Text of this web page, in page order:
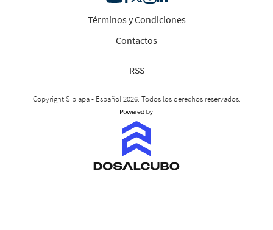
Términos y Condiciones
Contactos
RSS
Copyright Sipiapa - Español 2026. Todos los derechos reservados.